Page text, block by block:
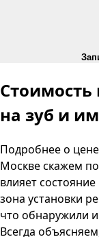
Стоимость
на зуб и
Подробнее о
Москве скажем
влияет
зона установки
что обнаружили
Всегда